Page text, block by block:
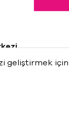
geliştirmek